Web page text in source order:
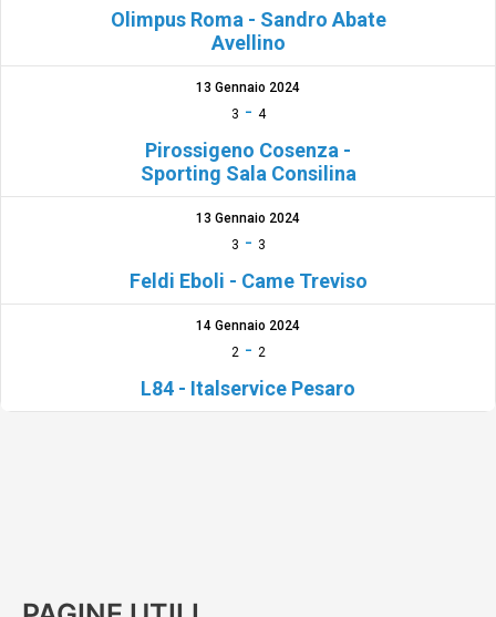
Olimpus Roma - Sandro Abate
Avellino
13 Gennaio 2024
3 - 4
Pirossigeno Cosenza -
Sporting Sala Consilina
13 Gennaio 2024
3 - 3
Feldi Eboli - Came Treviso
14 Gennaio 2024
2- 2
L84 - Italservice Pesaro